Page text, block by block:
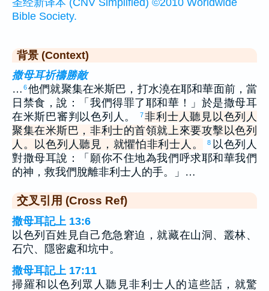
Bible Society.
背景 (Context)
撒母耳祈禱勝敵
… 6他們就聚集在米斯巴，打水澆在耶和華面前，當
日禁食，說：「我們得罪了耶和華！」於是撒母耳
在米斯巴審判以色列人。
7非利士人聽見以色列人
聚集在米斯巴，非利士的首領就上來要攻擊以色列
人。以色列人聽見，就懼怕非利士人。
8 以色列人
對撒母耳說：「願你不住地為我們呼求耶和華我們
的神，救我們脫離非利士人的手。」…
交叉引用 (Cross Ref)
撒母耳記上 13:6
以色列百姓見自己危急窘迫，就藏在山洞、叢林、
石穴、隱密處和坑中。
撒母耳記上 17:11
掃羅和以色列眾人聽見非利士人的這些話，就驚